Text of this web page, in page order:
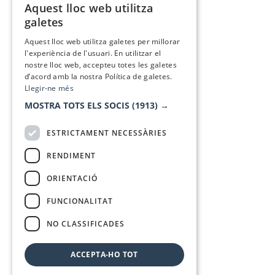
Aquest lloc web utilitza
galetes
Aquest lloc web utilitza galetes per millorar
l'experiència de l'usuari. En utilitzar el
nostre lloc web, accepteu totes les galetes
d’acord amb la nostra Política de galetes.
Llegir-ne més
MOSTRA TOTS ELS SOCIS (1913) →
ESTRICTAMENT NECESSÀRIES
RENDIMENT
ORIENTACIÓ
FUNCIONALITAT
NO CLASSIFICADES
ACCEPTA-HO TOT